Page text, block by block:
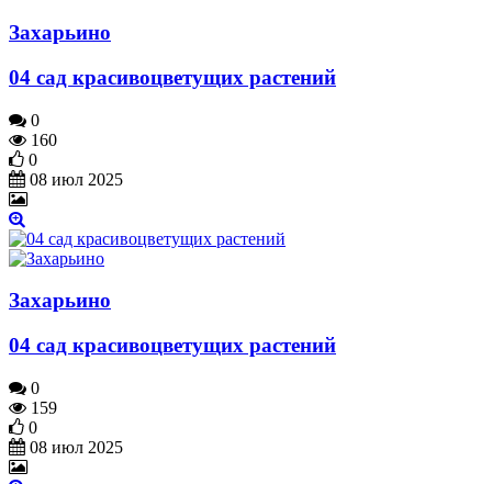
Захарьино
04 сад красивоцветущих растений
0
160
0
08 июл 2025
Захарьино
04 сад красивоцветущих растений
0
159
0
08 июл 2025